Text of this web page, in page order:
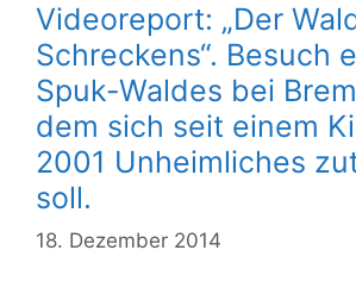
Videoreport: „Der
Schreckens“. Besuch
Spuk-Waldes bei
dem sich seit einem
2001 Unheimliches
soll.
18. Dezember 2014